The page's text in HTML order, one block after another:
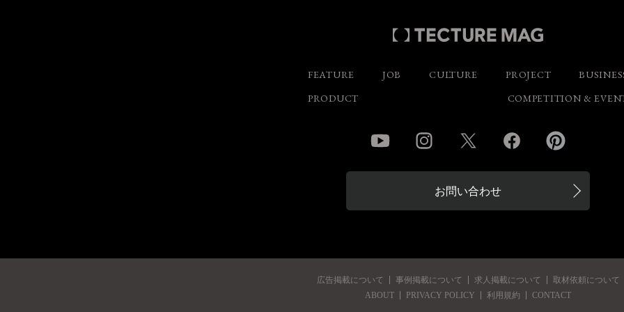
FEATURE JOB CULTURE PROJECT
PRODUCT
COMPETITION &
YouTube Instagram Twitter Facebook
お問い合わせ
広告掲載について 事例掲載について 求人掲載について
取材依頼について
ABOUT
PRIVACY POLICY 利用規約 CONTACT